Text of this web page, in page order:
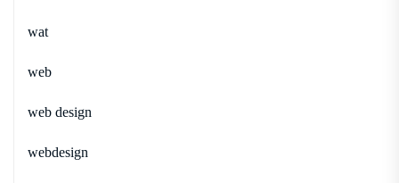
wat
web
web design
webdesign